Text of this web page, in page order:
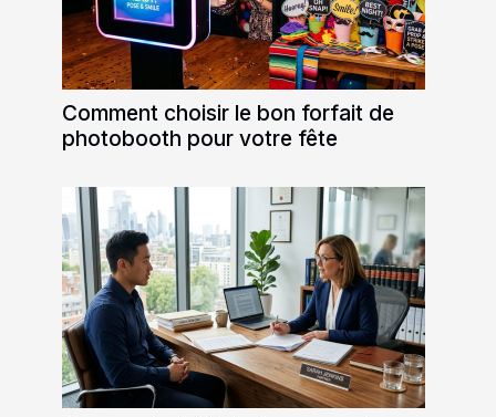
Comment choisir le bon forfait de
photobooth pour votre fête